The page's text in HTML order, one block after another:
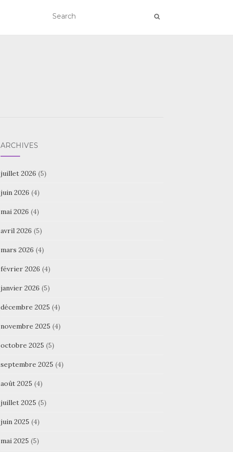
ARCHIVES
juillet 2026 (5)
juin 2026 (4)
mai 2026 (4)
avril 2026 (5)
mars 2026 (4)
février 2026 (4)
janvier 2026 (5)
décembre 2025 (4)
novembre 2025 (4)
octobre 2025 (5)
septembre 2025 (4)
août 2025 (4)
juillet 2025 (5)
juin 2025 (4)
mai 2025 (5)